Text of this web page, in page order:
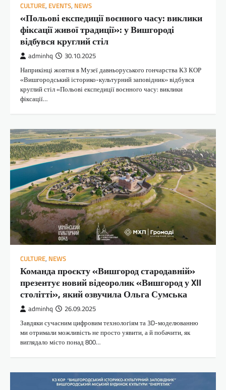
CULTURE, EVENTS, NEWS
«Польові експедиції воєнного часу: виклики
фіксації живої традиції»: у Вишгороді
відбувся круглий стіл
adminhq 30.10.2025
Наприкінці жовтня в Музеї давньоруського гончарства КЗ КОР
«Вишгородський історико-культурний заповідник» відбувся
круглий стіл «Польові експедиції воєнного часу: виклики
фіксації…
CULTURE, NEWS
Команда проєкту «Вишгород стародавній»
презентує новий відеоролик «Вишгород у XII
столітті», який озвучила Ольга Сумська
adminhq 26.09.2025
Завдяки сучасним цифровим технологіям та 3D-моделюванню
ми отримали можливість не просто уявити, а й побачити, як
виглядало місто понад 800…